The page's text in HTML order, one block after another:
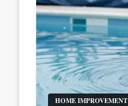
HOME IMPROVEMENT